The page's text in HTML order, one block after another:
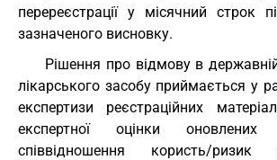
перереєстрації у місячний строк
зазначеного висновку.
Рішення про відмову в
лікарського засобу приймається у
експертизи реєстраційних
експертної оцінки
співвідношення користь/